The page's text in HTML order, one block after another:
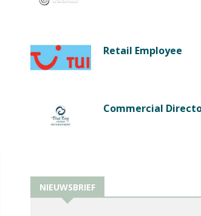
Retail Employee
Commercial
NIEUWSBRIEF